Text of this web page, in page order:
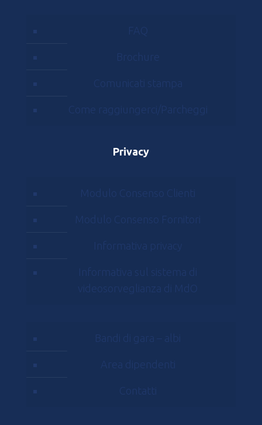
FAQ
Brochure
Comunicati stampa
Come raggiungerci/Parcheggi
Privacy
Modulo Consenso Clienti
Modulo Consenso Fornitori
Informativa privacy
Informativa sul sistema di
videosorveglianza di MdO
Bandi di gara – albi
Area dipendenti
Contatti